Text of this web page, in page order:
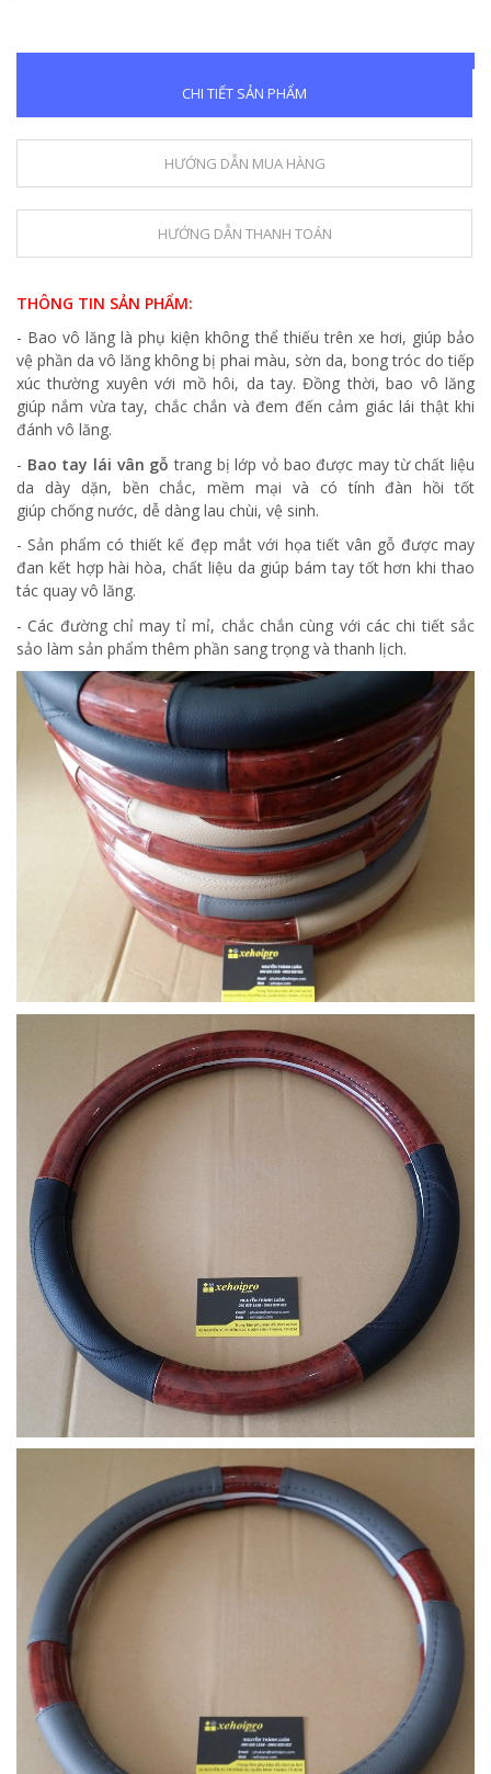
CHI TIẾT SẢN PHẨM
HƯỚNG DẪN MUA HÀNG
HƯỚNG DẪN THANH TOÁN
THÔNG TIN SẢN PHẨM:
- Bao vô lăng là phụ kiện không thể thiếu trên xe hơi, giúp bảo
vệ phần da vô lăng không bị phai màu, sờn da, bong tróc do tiếp
xúc thường xuyên với mồ hôi, da tay. Đồng thời, bao vô lăng
giúp nắm vừa tay, chắc chắn và đem đến cảm giác lái thật khi
đánh vô lăng.
- Bao tay lái vân gỗ trang bị lớp vỏ bao được may từ chất liệu
da dày dặn, bền chắc, mềm mại và có tính đàn hồi tốt
giúp chống nước, dễ dàng lau chùi, vệ sinh.
- Sản phẩm có thiết kế đẹp mắt với họa tiết vân gỗ được may
đan kết hợp hài hòa, chất liệu da giúp bám tay tốt hơn khi thao
tác quay vô lăng.
- Các đường chỉ may tỉ mỉ, chắc chắn cùng với các chi tiết sắc
sảo làm sản phẩm thêm phần sang trọng và thanh lịch.